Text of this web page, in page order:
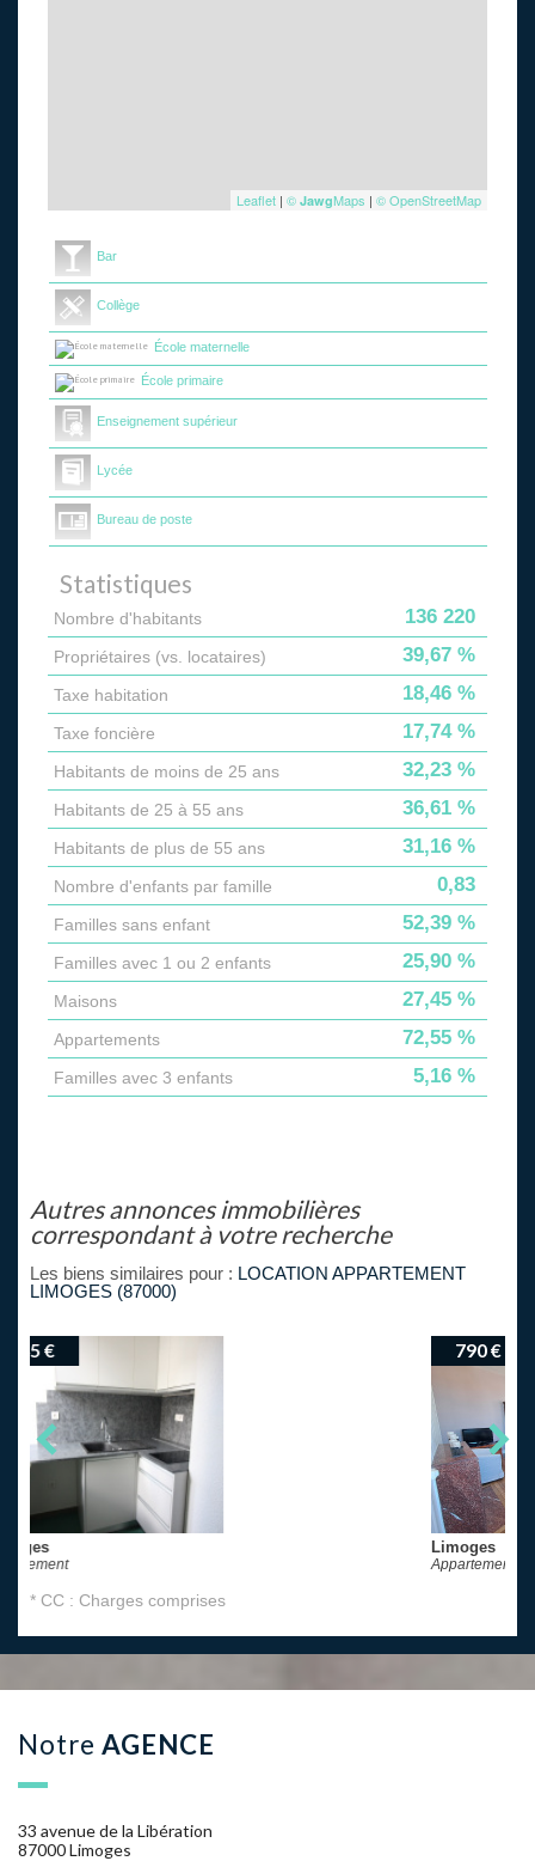
Leaflet | © JawgMaps | © OpenStreetMap
Bar
Collège
École maternelle
École primaire
Enseignement supérieur
Lycée
Bureau de poste
Statistiques
Nombre d'habitants 136 220
Propriétaires (vs. locataires) 39,67 %
Taxe habitation 18,46 %
Taxe foncière 17,74 %
Habitants de moins de 25 ans 32,23 %
Habitants de 25 à 55 ans 36,61 %
Habitants de plus de 55 ans 31,16 %
Nombre d'enfants par famille 0,83
Familles sans enfant 52,39 %
Familles avec 1 ou 2 enfants 25,90 %
Maisons 27,45 %
Appartements 72,55 %
Familles avec 3 enfants 5,16 %
autres annonces immobilières
correspondant à votre recherche
Les biens similaires pour : LOCATION APPARTEMENT
LIMOGES (87000)
* CC : Charges comprises
notre AGENCE
33 avenue de la Libération
87000 Limoges